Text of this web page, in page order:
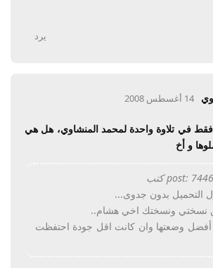
يرد
14 أغسطس 2008
في تلاوة واحدة لمحمد المنشاوي، هل هي
و أخ
التحميل بدون جدوى...
نسختي ونسختك اخي هشام..
وضعتها وان كانت اقل جودة احتفظت